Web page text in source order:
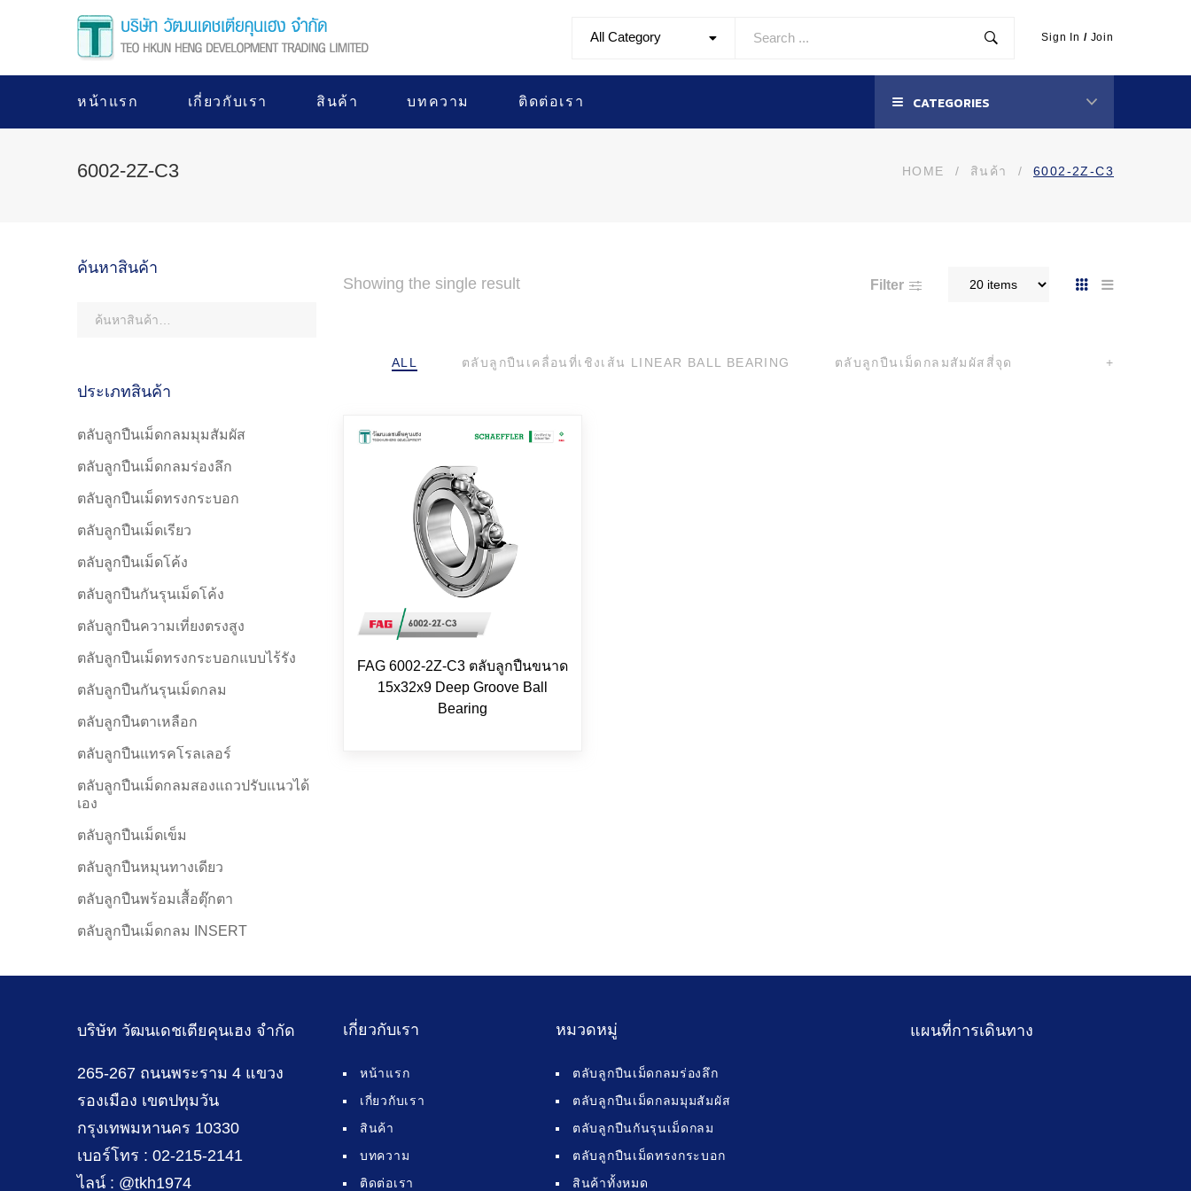
All Category Sign In / Join
หน้าแรก เกี่ยวกับเรา สินค้า บทความ ติดต่อเรา CATEGORIES
6002-2Z-C3 HOME / สินค้า / 6002-2Z-C3
Showing the single result Filter
ALL ตลับลูกปืนเคลื่อนที่เชิงเส้น LINEAR BALL BEARING ตลับลูกปืนเม็ดกลมสัมผัสสี่จุด +
FAG 6002-2Z-C3 ตลับลูกปืนขนาด
15x32x9 Deep Groove Ball
Bearing
ค้นหาสินค้า
ประเภทสินค้า
ตลับลูกปืนเม็ดกลมมุมสัมผัส
ตลับลูกปืนเม็ดกลมร่องลึก
ตลับลูกปืนเม็ดทรงกระบอก
ตลับลูกปืนเม็ดเรียว
ตลับลูกปืนเม็ดโค้ง
ตลับลูกปืนกันรุนเม็ดโค้ง
ตลับลูกปืนความเที่ยงตรงสูง
ตลับลูกปืนเม็ดทรงกระบอกแบบไร้รัง
ตลับลูกปืนกันรุนเม็ดกลม
ตลับลูกปืนตาเหลือก
ตลับลูกปืนแทรคโรลเลอร์
ตลับลูกปืนเม็ดกลมสองแถวปรับแนวได้
เอง
ตลับลูกปืนเม็ดเข็ม
ตลับลูกปืนหมุนทางเดียว
ตลับลูกปืนพร้อมเสื้อตุ๊กตา
ตลับลูกปืนเม็ดกลม INSERT
บริษัท วัฒนเดชเตียคุนเฮง จำกัด
265-267 ถนนพระราม 4 แขวง
รองเมือง เขตปทุมวัน
กรุงเทพมหานคร 10330
เบอร์โทร : 02-215-2141
ไลน์ : @tkh1974
เกี่ยวกับเรา
หน้าแรก
เกี่ยวกับเรา
สินค้า
บทความ
ติดต่อเรา
หมวดหมู่
ตลับลูกปืนเม็ดกลมร่องลึก
ตลับลูกปืนเม็ดกลมมุมสัมผัส
ตลับลูกปืนกันรุนเม็ดกลม
ตลับลูกปืนเม็ดทรงกระบอก
สินค้าทั้งหมด
แผนที่การเดินทาง